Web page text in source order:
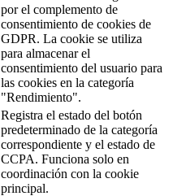
por el complemento de
consentimiento de cookies de
GDPR. La cookie se utiliza
para almacenar el
consentimiento del usuario para
las cookies en la categoría
"Rendimiento".
Registra el estado del botón
predeterminado de la categoría
correspondiente y el estado de
CCPA. Funciona solo en
coordinación con la cookie
principal.